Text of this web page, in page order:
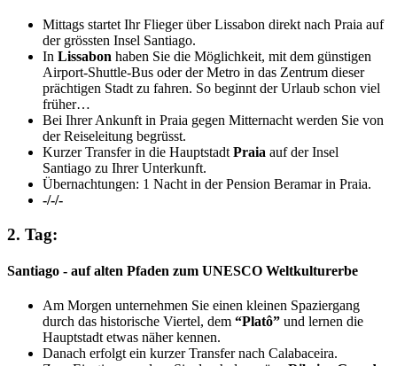
Mittags startet Ihr Flieger über Lissabon direkt nach Praia auf
der grössten Insel Santiago.
In Lissabon haben Sie die Möglichkeit, mit dem günstigen
Airport-Shuttle-Bus oder der Metro in das Zentrum dieser
prächtigen Stadt zu fahren. So beginnt der Urlaub schon viel
früher…
Bei Ihrer Ankunft in Praia gegen Mitternacht werden Sie von
der Reiseleitung begrüsst.
Kurzer Transfer in die Hauptstadt Praia auf der Insel
Santiago zu Ihrer Unterkunft.
Übernachtungen: 1 Nacht in der Pension Beramar in Praia.
-/-/-
2. Tag:
Santiago - auf alten Pfaden zum UNESCO Weltkulturerbe
Am Morgen unternehmen Sie einen kleinen Spaziergang
durch das historische Viertel, dem “Platô” und lernen die
Hauptstadt etwas näher kennen.
Danach erfolgt ein kurzer Transfer nach Calabaceira.